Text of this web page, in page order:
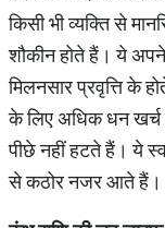
किसी भी व्यक्ति से
शौकीन होते हैं। ये
मिलनसार प्रवृत्ति के
के लिए अधिक धन खर्च
पीछे नहीं हटते हैं। ये
से कठोर नजर आते हैं।